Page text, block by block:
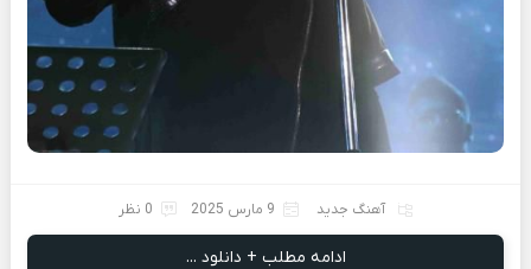
آهنگ جدید 9 مارس 2025 0 نظر
ادامه مطلب + دانلود ...